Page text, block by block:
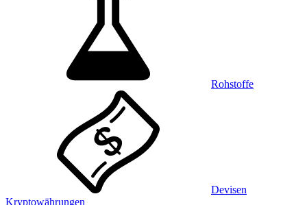
Rohstoffe
Devisen
Kryptowährungen